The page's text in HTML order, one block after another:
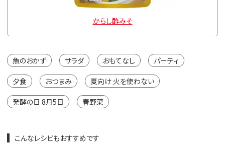
からし酢みそ
魚のおかず サラダ おもてなし パーティ
夕食 おつまみ 夏向け 火を使わない
発酵の日 8月5日 春野菜
こんなレシピもおすすめです